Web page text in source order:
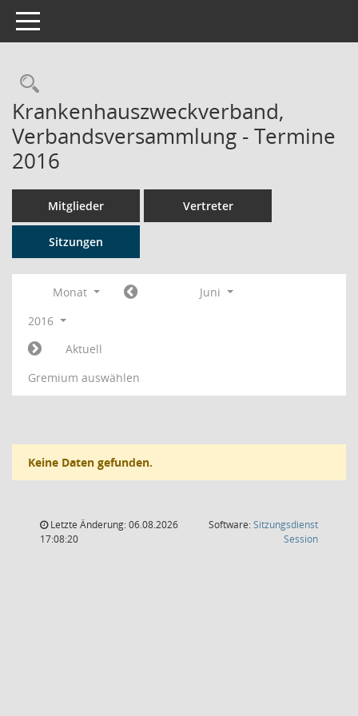
Toggle navigation
Rechercheauswahl
Krankenhauszweckverband,
Verbandsversammlung - Termine
2016
Mitglieder Vertreter
Sitzungen
Monat
Juni
2016
Aktuell
Gremium auswählen
Keine Daten gefunden.
Letzte Änderung: 06.08.2026
17:08:20
Software:Sitzungsdienst
Session(Wird in